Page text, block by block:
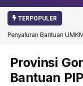
TERPOPULER
Penyaluran Bantuan
Provinsi
Bantuan